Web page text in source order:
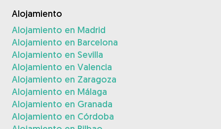
Alojamiento
Alojamiento en Madrid
Alojamiento en Barcelona
Alojamiento en Sevilla
Alojamiento en Valencia
Alojamiento en Zaragoza
Alojamiento en Málaga
Alojamiento en Granada
Alojamiento en Córdoba